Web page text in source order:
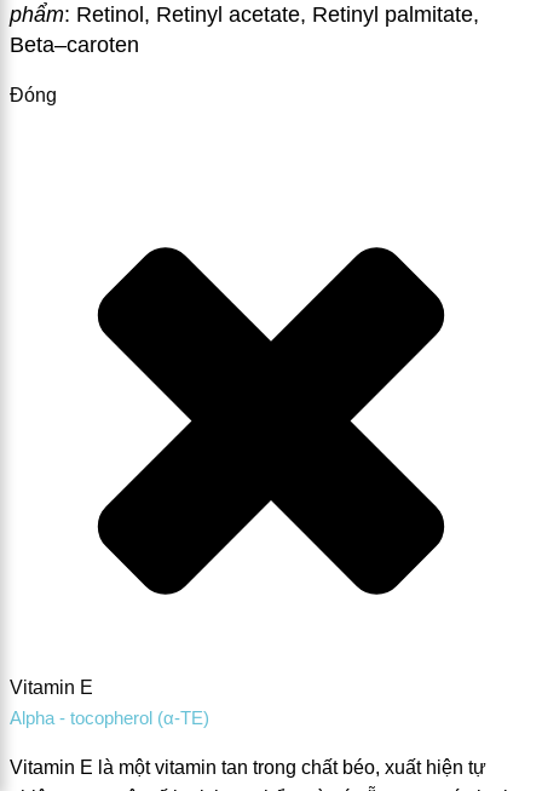
phẩm: Retinol, Retinyl acetate, Retinyl palmitate,
Beta–caroten
Đóng
Vitamin E
Alpha - tocopherol (α-TE)
Vitamin E là một vitamin tan trong chất béo, xuất hiện tự